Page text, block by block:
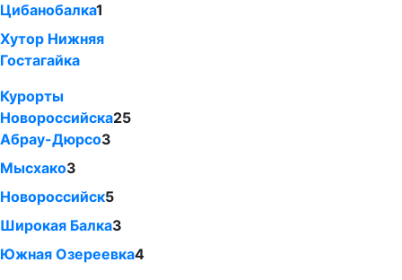
Цибанобалка1
Хутор Нижняя
Гостагайка
Курорты
Новороссийска25
Абрау-Дюрсо3
Мысхако3
Новороссийск5
Широкая Балка3
Южная Озереевка4